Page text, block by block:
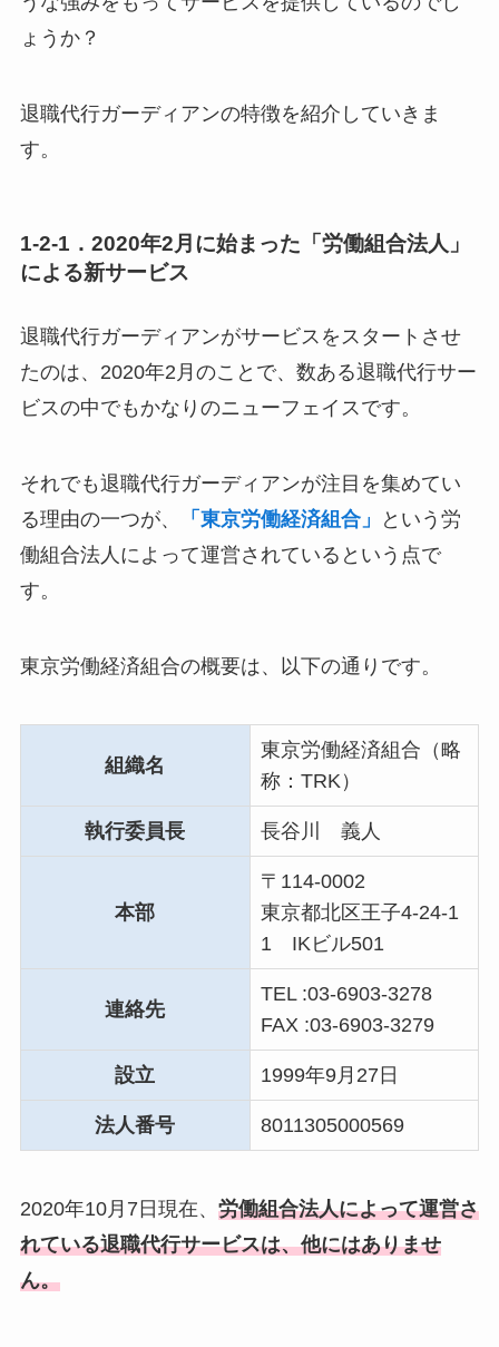
ょうか？
退職代行ガーディアンの特徴を紹介していきま
す。
1-2-1．2020年2月に始まった「労働組合法人」
による新サービス
退職代行ガーディアンがサービスをスタートさせ
たのは、2020年2月のことで、数ある退職代行サー
ビスの中でもかなりのニューフェイスです。
それでも退職代行ガーディアンが注目を集めてい
る理由の一つが、
「東京労働経済組合」
という労
働組合法人によって運営されているという点で
す。
東京労働経済組合の概要は、以下の通りです。
組織名
東京労働経済組合（略
称：TRK）
執行委員長 長谷川 義人
本部
〒114-0002
東京都北区王子4-24-1
1 IKビル501
連絡先
TEL :03-6903-3278
FAX :03-6903-3279
設立 1999年9月27日
法人番号 8011305000569
2020年10月7日現在、 労働組合法人によって運営さ
れている退職代行サービスは、他にはありませ
ん。